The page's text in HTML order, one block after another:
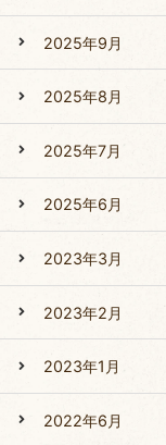
2025年9月
2025年8月
2025年7月
2025年6月
2023年3月
2023年2月
2023年1月
2022年6月